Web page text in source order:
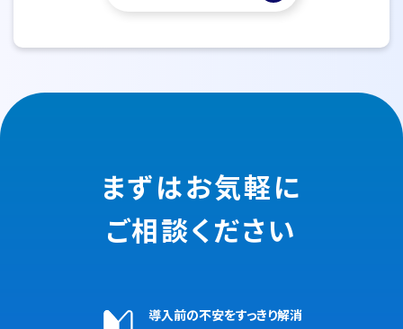
まずはお気軽に
ご相談ください
導入前の不安をすっきり解消